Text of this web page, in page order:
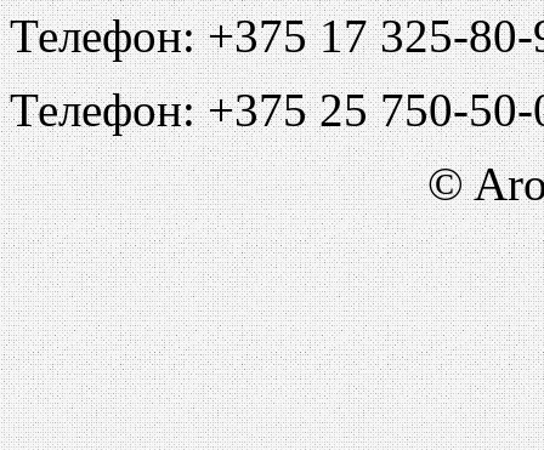
Телефон: +375 17 325-80-
Телефон: +375 25 750-50-
©